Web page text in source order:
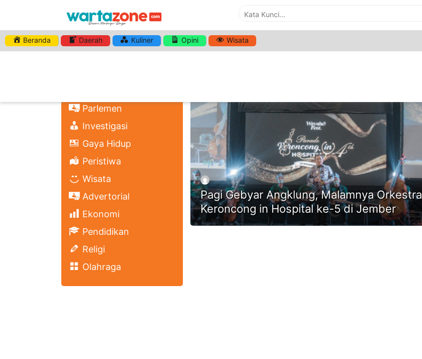
Beranda Daerah Kuliner Opini Wisata
Parlemen
Investigasi
Gaya Hidup
Peristiwa
Wisata
Advertorial
Ekonomi
Pendidikan
Religi
Olahraga
HASHTAG:PARADE KERONCONG IN HOSPITAL KE-4
Pagi Gebyar Angklung, Malamnya Orkestra
Keroncong in Hospital ke-5 di Jember